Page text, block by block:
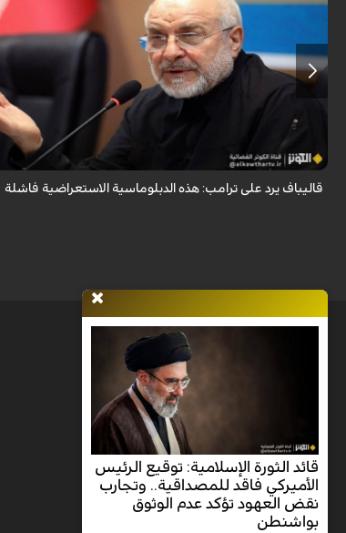
أكد رئيس مجلس الشورى الإسلامي الإيراني أن التصريحات
والتهديدات المتكررة لم تعد تُجدي نفعاً، واصفاً إياها بالدبلوماسية
قاليباف يرد على ترامب: هذه الدبلوماسية الاستعراضية فاشلة
قائد الثورة الإسلامية: توقيع الرئيس
الأميركي فاقد للمصداقية.. وتجارب
نقض العهود تؤكد عدم الوثوق
بواشنطن